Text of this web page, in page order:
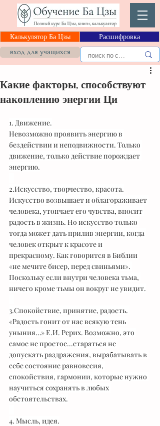
Калькулятор Ба Цзы Расшифровка
вход для учащихся
Какие факторы, способствуют
накоплению энергии Ци
1. Движение.
Невозможно проявить энергию в
бездействии и неподвижности. Только
движение, только действие порождает
энергию.
2.Искусство, творчество, красота.
Искусство возвышает и облагораживает
человека, утончает его чувства, вносит
радость в жизнь. Но искусство только
тогда может дать прилив энергии, когда
человек открыт к красоте и
прекрасному. Как говорится в Библии
«не мечите бисер, перед свиньями».
Поскольку если внутри человека тьма,
ничего кроме тьмы он вокруг не увидит.
3.Спокойствие, принятие, радость.
«Радость гонит от нас всякую тень
уныния…» Е.И. Рерих. Возможно, это
самое не простое...стараться не
допускать раздражения, вырабатывать в
себе состояние равновесия,
спокойствия, гармонии, которые нужно
научиться сохранять в любых
обстоятельствах.
4. Мысль, идея.